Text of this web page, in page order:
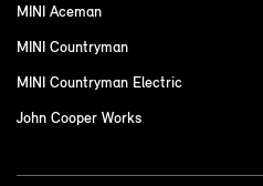
MINI Aceman
MINI Countryman
MINI Countryman Electric
John Cooper Works